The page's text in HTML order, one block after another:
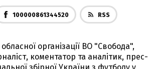
100000861344520 RSS
організації ВО "Свобода",
коментатор та аналітик, прес-